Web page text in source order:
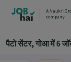
A Naukri
company
पैटो सेंटर, गोआ में 6